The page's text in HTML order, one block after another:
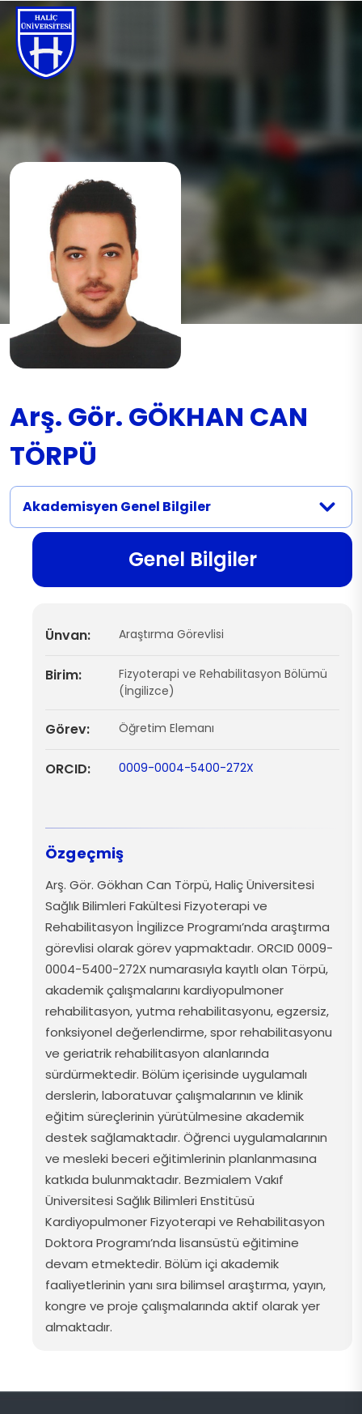
Arş. Gör. GÖKHAN CAN
TÖRPÜ
Akademisyen Genel Bilgiler
Genel Bilgiler
Ünvan: Araştırma Görevlisi
Birim:
Fizyoterapi ve Rehabilitasyon Bölümü
(İngilizce)
Görev: Öğretim Elemanı
ORCID: 0009-0004-5400-272X
Özgeçmiş
Arş. Gör. Gökhan Can Törpü, Haliç Üniversitesi
Sağlık Bilimleri Fakültesi Fizyoterapi ve
Rehabilitasyon İngilizce Programı’nda araştırma
görevlisi olarakgörevyapmaktadır. ORCID 0009-
0004-5400-272Xnumarasıyla kayıtlı olan Törpü,
akademikçalışmalarını kardiyopulmoner
rehabilitasyon,yutma rehabilitasyonu,egzersiz,
fonksiyonel değerlendirme,sporrehabilitasyonu
ve geriatrikrehabilitasyon alanlarında
sürdürmektedir. Bölüm içerisinde uygulamalı
derslerin,laboratuvarçalışmalarının ve klinik
eğitim süreçlerinin yürütülmesine akademik
desteksağlamaktadır. Öğrenci uygulamalarının
ve mesleki beceri eğitimlerinin planlanmasına
katkıda bulunmaktadır. Bezmialem Vakıf
Üniversitesi SağlıkBilimleri Enstitüsü
KardiyopulmonerFizyoterapi ve Rehabilitasyon
Doktora Programı’nda lisansüstü eğitimine
devam etmektedir. Bölüm içi akademik
faaliyetlerinin yanı sıra bilimsel araştırma,yayın,
kongre ve proje çalışmalarında aktif olarakyer
almaktadır.